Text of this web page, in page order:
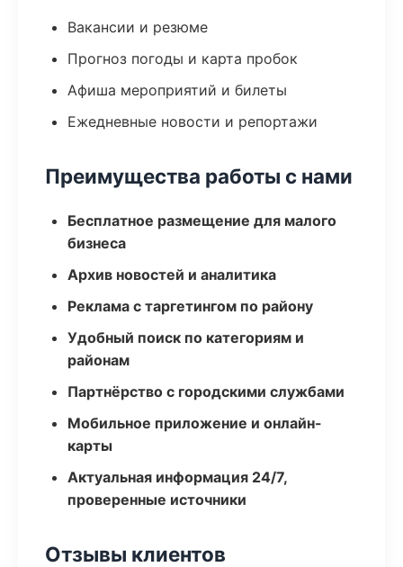
Вакансии и резюме
Прогноз погоды и карта пробок
Афиша мероприятий и билеты
Ежедневные новости и репортажи
Преимущества работы с нами
Бесплатное размещение для малого
бизнеса
Архив новостей и аналитика
Реклама с таргетингом по району
Удобный поиск по категориям и
районам
Партнёрство с городскими службами
Мобильное приложение и онлайн-
карты
Актуальная информация 24/7,
проверенные источники
Отзывы клиентов